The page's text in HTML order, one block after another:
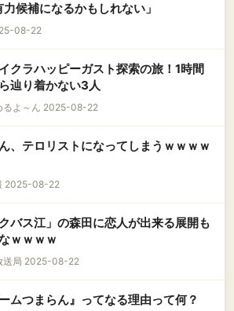
候補になるかもしれない」
08-22
クラハッピーガスト探索の旅！1時間
辿り着かない3人
るよ～ん 2025-08-22
、テロリストになってしまうｗｗｗｗ
2025-08-22
バス江」の森田に恋人が出来る展開も
ｗｗｗｗ
送局 2025-08-22
ムつまらん』ってなる理由って何？